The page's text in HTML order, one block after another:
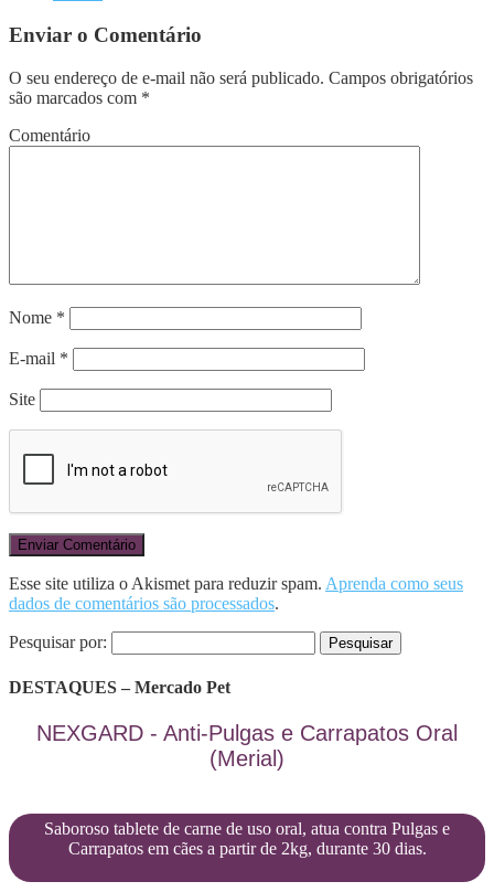
Enviar o Comentário
O seu endereço de e-mail não será publicado. Campos obrigatórios
são marcados com *
Comentário
Nome *
E-mail *
Site
Esse site utiliza o Akismet para reduzir spam. Aprenda como seus
dados de comentários são processados.
Pesquisar por:
DESTAQUES – Mercado Pet
NEXGARD - Anti-Pulgas e Carrapatos Oral
(Merial)
Saboroso tablete de carne de uso oral, atua contra Pulgas e
Carrapatos em cães a partir de 2kg, durante 30 dias.